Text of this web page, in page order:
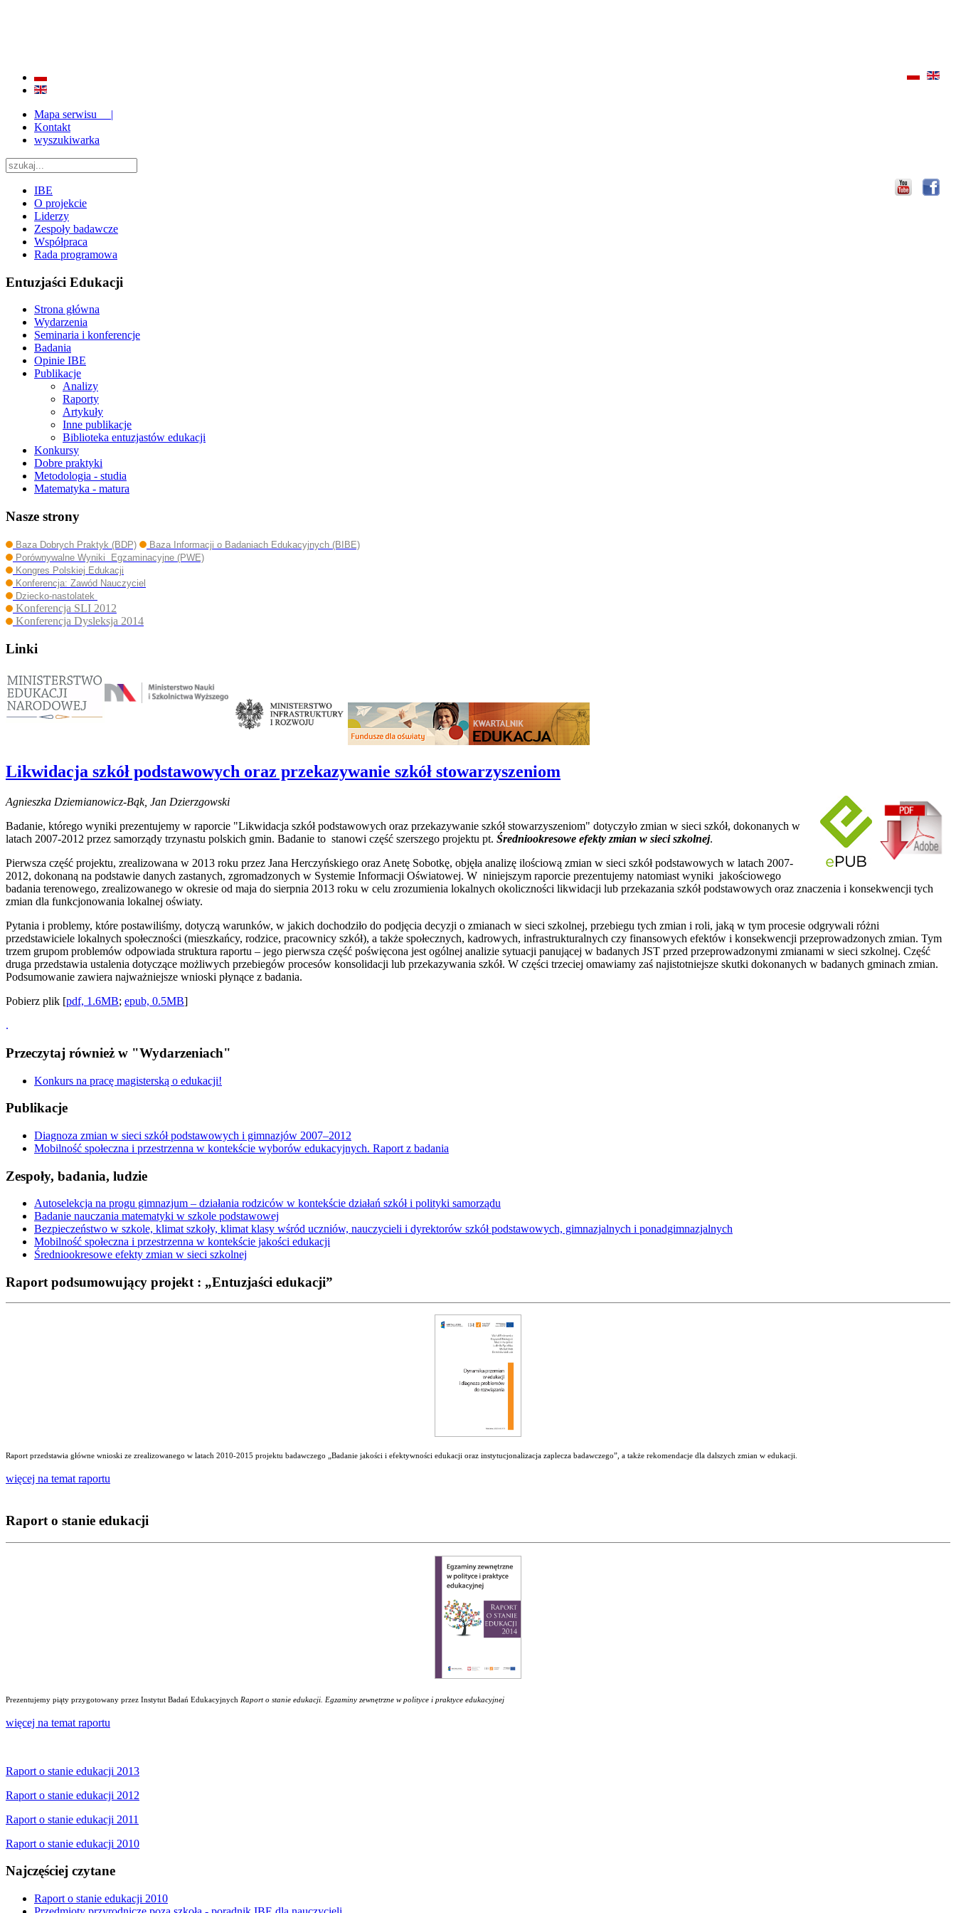
Mapa serwisu |
Kontakt
wyszukiwarka
IBE
O projekcie
Liderzy
Zespoły badawcze
Współpraca
Rada programowa
Entuzjaści Edukacji
Strona główna
Wydarzenia
Seminaria i konferencje
Badania
Opinie IBE
Publikacje
Analizy
Raporty
Artykuły
Inne publikacje
Biblioteka entuzjastów edukacji
Konkursy
Dobre praktyki
Metodologia - studia
Matematyka - matura
Nasze strony
Baza Dobrych Praktyk (BDP)
Baza Informacji o Badaniach Edukacyjnych (BIBE)
Porównywalne Wyniki Egzaminacyjne (PWE)
Kongres Polskiej Edukacji
Konferencja: Zawód Nauczyciel
Dziecko-nastolatek
Konferencja SLI 2012
Konferencja Dysleksja 2014
Linki
Likwidacja szkół podstawowych oraz przekazywanie szkół stowarzyszeniom
Agnieszka Dziemianowicz-Bąk, Jan Dzierzgowski
Badanie, którego wyniki prezentujemy w raporcie "Likwidacja szkół podstawowych oraz przekazywanie szkół stowarzyszeniom" dotyczyło zmian w sieci szkół, dokonanych w
latach 2007-2012 przez samorządy trzynastu polskich gmin. Badanie to stanowi część szerszego projektu pt. Średniookresowe efekty zmian w sieci szkolnej.
Pierwsza część projektu, zrealizowana w 2013 roku przez Jana Herczyńskiego oraz Anetę Sobotkę, objęła analizę ilościową zmian w sieci szkół podstawowych w latach 2007-
2012, dokonaną na podstawie danych zastanych, zgromadzonych w Systemie Informacji Oświatowej. W niniejszym raporcie prezentujemy natomiast wyniki jakościowego
badania terenowego, zrealizowanego w okresie od maja do sierpnia 2013 roku w celu zrozumienia lokalnych okoliczności likwidacji lub przekazania szkół podstawowych oraz znaczenia i konsekwencji tych
zmian dla funkcjonowania lokalnej oświaty.
Pytania i problemy, które postawiliśmy, dotyczą warunków, w jakich dochodziło do podjęcia decyzji o zmianach w sieci szkolnej, przebiegu tych zmian i roli, jaką w tym procesie odgrywali różni
przedstawiciele lokalnych społeczności (mieszkańcy, rodzice, pracownicy szkół), a także społecznych, kadrowych, infrastrukturalnych czy finansowych efektów i konsekwencji przeprowadzonych zmian. Tym
trzem grupom problemów odpowiada struktura raportu – jego pierwsza część poświęcona jest ogólnej analizie sytuacji panującej w badanych JST przed przeprowadzonymi zmianami w sieci szkolnej. Część
druga przedstawia ustalenia dotyczące możliwych przebiegów procesów konsolidacji lub przekazywania szkół. W części trzeciej omawiamy zaś najistotniejsze skutki dokonanych w badanych gminach zmian.
Podsumowanie zawiera najważniejsze wnioski płynące z badania.
Pobierz plik [pdf, 1.6MB; epub, 0.5MB]
.
Przeczytaj również w "Wydarzeniach"
Konkurs na pracę magisterską o edukacji!
Publikacje
Diagnoza zmian w sieci szkół podstawowych i gimnazjów 2007–2012
Mobilność społeczna i przestrzenna w kontekście wyborów edukacyjnych. Raport z badania
Zespoły, badania, ludzie
Autoselekcja na progu gimnazjum – działania rodziców w kontekście działań szkół i polityki samorządu
Badanie nauczania matematyki w szkole podstawowej
Bezpieczeństwo w szkole, klimat szkoły, klimat klasy wśród uczniów, nauczycieli i dyrektorów szkół podstawowych, gimnazjalnych i ponadgimnazjalnych
Mobilność społeczna i przestrzenna w kontekście jakości edukacji
Średniookresowe efekty zmian w sieci szkolnej
Raport podsumowujący projekt : „Entuzjaści edukacji”
Raport przedstawia główne wnioski ze zrealizowanego w latach 2010-2015 projektu badawczego „Badanie jakości i efektywności edukacji oraz instytucjonalizacja zaplecza badawczego”, a także rekomendacje dla dalszych zmian w edukacji.
więcej na temat raportu
Raport o stanie edukacji
Prezentujemy piąty przygotowany przez Instytut Badań Edukacyjnych Raport o stanie edukacji. Egzaminy zewnętrzne w polityce i praktyce edukacyjnej
więcej na temat raportu
Raport o stanie edukacji 2013
Raport o stanie edukacji 2012
Raport o stanie edukacji 2011
Raport o stanie edukacji 2010
Najczęściej czytane
Raport o stanie edukacji 2010